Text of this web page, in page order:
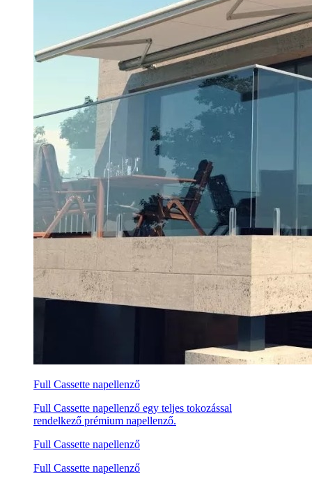
Full Cassette napellenző
Full Cassette napellenző egy teljes tokozással
rendelkező prémium napellenző.
Full Cassette napellenző
Full Cassette napellenző